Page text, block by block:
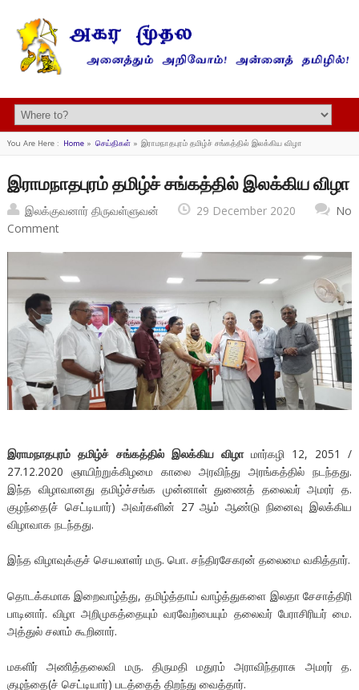
You Are Here : Home» செய்திகள்» இராமநாதபுரம் தமிழ்ச் சங்கத்தில் இலக்கிய விழா
இராமநாதபுரம் தமிழ்ச் சங்கத்தில் இலக்கிய விழா
இலக்குவனார் திருவள்ளுவன் 29 December 2020
No
Comment
இராமநாதபுரம் தமிழ்ச் சங்கத்தில் இலக்கிய விழாமார்கழி 12, 2051 /
27.12.2020 ஞாயிற்றுக்கிழமை காலை அரவிந்து அரங்கத்தில் நடந்தது.
இந்த விழாவானது தமிழ்ச்சங்க முன்னாள் துணைத் தலைவர் அமரர் த.
குழந்தை(ச் செட்டியார்) அவர்களின் 27 ஆம் ஆண்டு நினைவு இலக்கிய
விழாவாக நடந்தது.
இந்த விழாவுக்குச் செயலாளர் மரு. பொ. சந்திரசேகரன் தலைமை வகித்தார்.
தொடக்கமாக இறைவாழ்த்து, தமிழ்த்தாய் வாழ்த்துகளை இலதா சேசாத்திரி
பாடினார். விழா அறிமுகத்தையும் வரவேற்பையும் தலைவர் பேராசிரியர் மை.
அத்துல் சலாம் கூறினார்.
மகளிர் அணித்தலைவி மரு. திருமதி மதுரம் அராவிந்தராசு அமரர் த.
குழந்தை(ச் செட்டியார்) படத்தைத் திறந்து வைத்தார்.